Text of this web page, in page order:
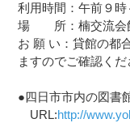
利用時間：午前９
場 所：楠交流会
お 願 い：貸館の都
ますのでご確認くだ
●四日市市内の図書
URL:http://